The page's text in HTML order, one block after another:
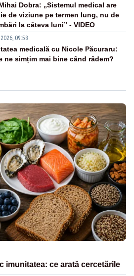
Dobra: „Sistemul medical are
de viziune pe termen lung, nu de
la câteva luni” - VIDEO
09:58
medicală cu Nicole Păcuraru:
ne simțim mai bine când râdem?
imunitatea: ce arată cercetările